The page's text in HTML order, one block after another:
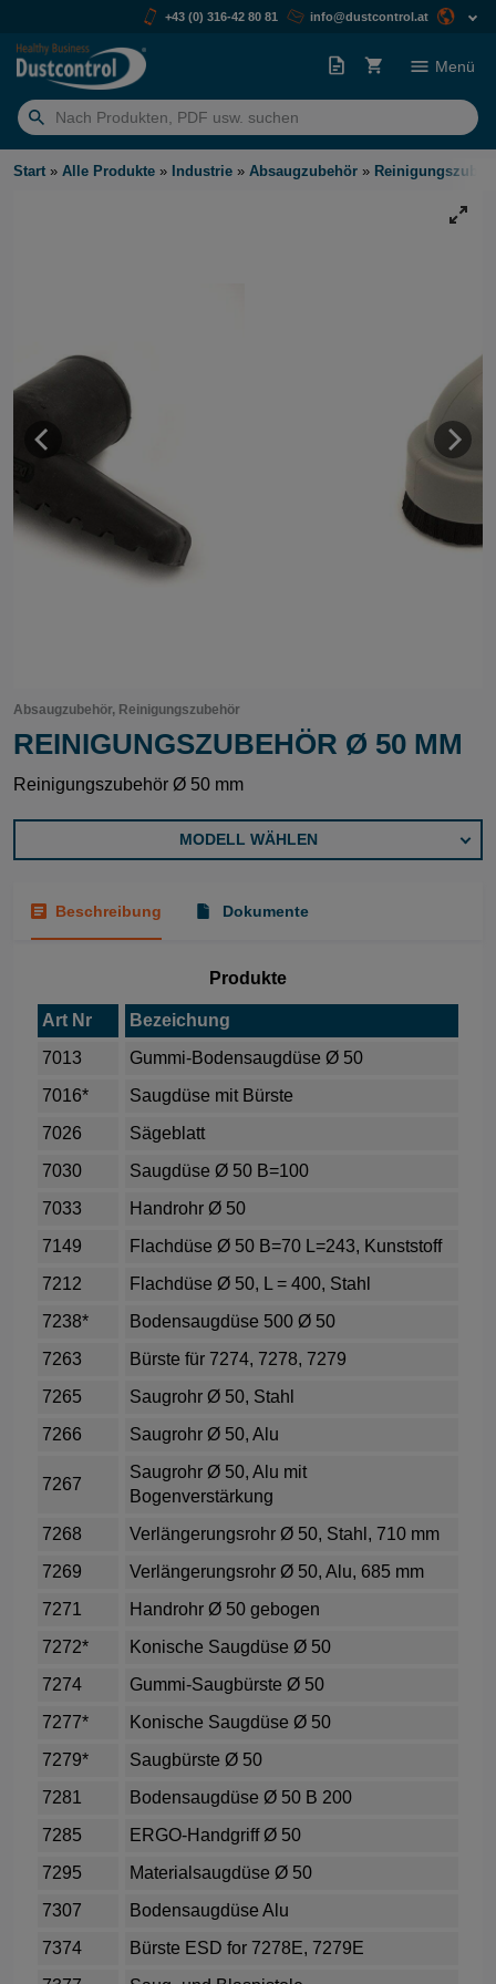
+43 (0) 316-42 80 81 info@dustcontrol.at
Suchen
nach:
Menü
Start » Alle Produkte » Industrie » Absaugzubehör »
Absaugzubehör, Reinigungszubehör
REINIGUNGSZUBEHÖR Ø 50 MM
Reinigungszubehör Ø 50 mm
MODELL WÄHLEN
Beschreibung Dokumente
Produkte
Art Nr
Bezeichung
7013
Gummi-Bodensaugdüse Ø 50
7016*
Saugdüse mit Bürste
7026
Sägeblatt
7030
Saugdüse Ø 50 B=100
7033
Handrohr Ø 50
7149
Flachdüse Ø 50 B=70 L=243, Kunststoff
7212
Flachdüse Ø 50, L = 400, Stahl
7238*
Bodensaugdüse 500 Ø 50
7263
Bürste für 7274, 7278, 7279
7265
Saugrohr Ø 50, Stahl
7266
Saugrohr Ø 50, Alu
7267
Saugrohr Ø 50, Alu mit
Bogenverstärkung
7268
Verlängerungsrohr Ø 50, Stahl, 710 mm
7269
Verlängerungsrohr Ø 50, Alu, 685 mm
7271
Handrohr Ø 50 gebogen
7272*
Konische Saugdüse Ø 50
7274
Gummi-Saugbürste Ø 50
7277*
Konische Saugdüse Ø 50
7279*
Saugbürste Ø 50
7281
Bodensaugdüse Ø 50 B 200
7285
ERGO-Handgriff Ø 50
7295
Materialsaugdüse Ø 50
7307
Bodensaugdüse Alu
7374
Bürste ESD for 7278E, 7279E